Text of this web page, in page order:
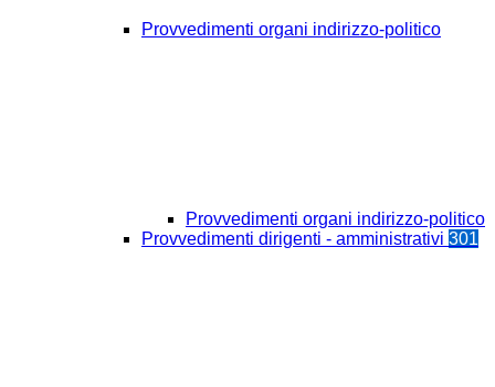
Provvedimenti organi indirizzo-politico
Provvedimenti organi indirizzo-politico
Provvedimenti dirigenti - amministrativi 301